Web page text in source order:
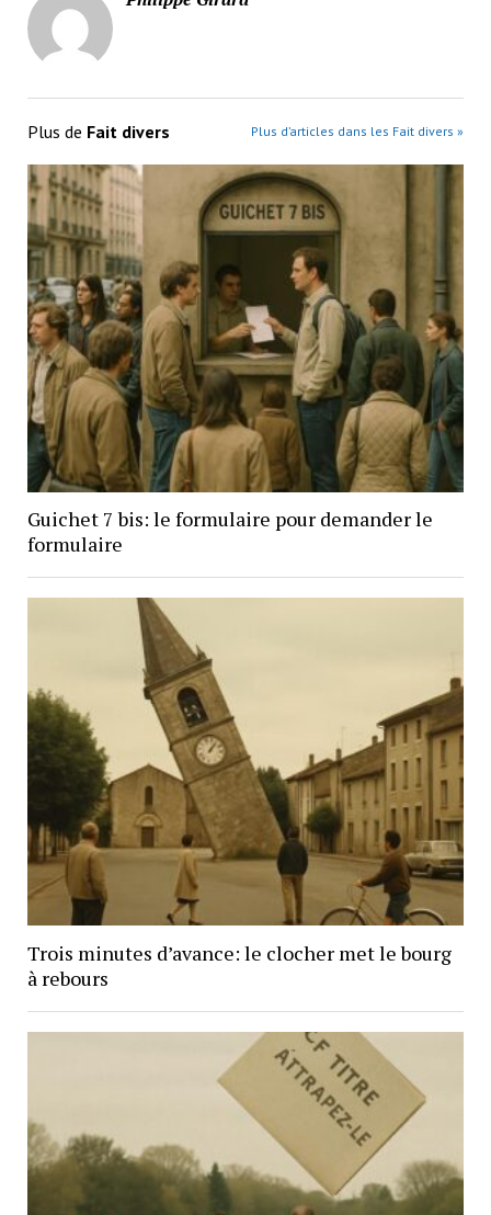
Plus de Fait divers Plus d’articles dans les Fait divers »
Guichet 7 bis: le formulaire pour demander le
formulaire
Trois minutes d’avance: le clocher met le bourg
à rebours